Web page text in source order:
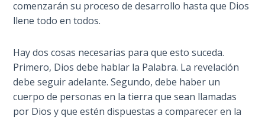
Amos:
to Israel
Jonah:
Prophet of
Restoration
comenzarán su proceso de desarrollo hasta que Dios
llene todo en todos.
Hay dos cosas necesarias para que esto suceda.
Primero, Dios debe hablar la Palabra. La revelación
debe seguir adelante. Segundo, debe haber un
cuerpo de personas en la tierra que sean llamadas
por Dios y que estén dispuestas a comparecer en la